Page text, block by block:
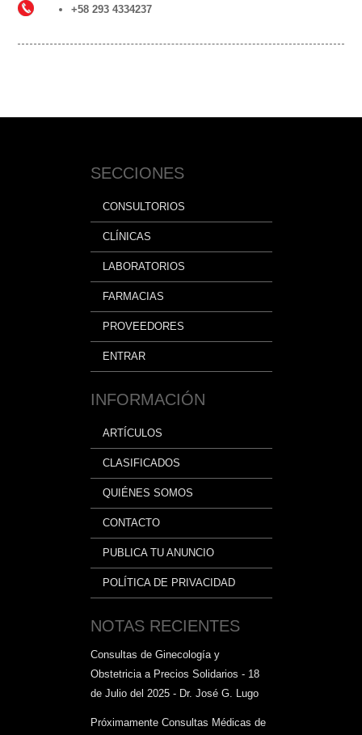
+58 293 4334237
SECCIONES
CONSULTORIOS
CLÍNICAS
LABORATORIOS
FARMACIAS
PROVEEDORES
ENTRAR
INFORMACIÓN
ARTÍCULOS
CLASIFICADOS
QUIÉNES SOMOS
CONTACTO
PUBLICA TU ANUNCIO
POLÍTICA DE PRIVACIDAD
NOTAS RECIENTES
Consultas de Ginecología y
Obstetricia a Precios Solidarios - 18
de Julio del 2025 - Dr. José G. Lugo
Próximamente Consultas Médicas de